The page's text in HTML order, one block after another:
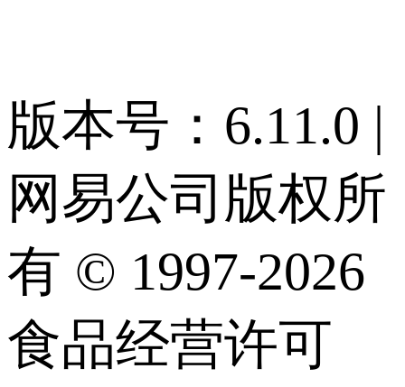
版本号：6.11.0 |
网易公司版权所
有 © 1997-2026
食品经营许可